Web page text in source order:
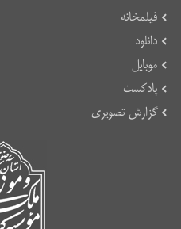
فیلمخانه
دانلود
موبایل
پادکست
گزارش تصویری